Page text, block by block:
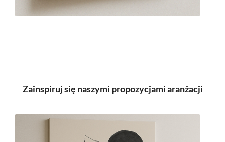
Zainspiruj się naszymi propozycjami aranżacji